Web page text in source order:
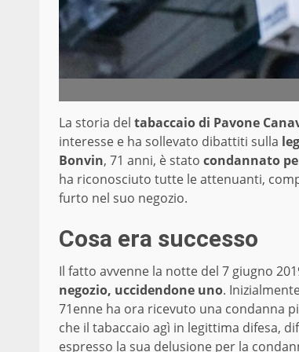
La storia del tabaccaio di Pavone
interesse e ha sollevato dibattiti sulla
Bonvin, 71 anni, è stato condannato
ha riconosciuto tutte le attenuanti,
furto nel suo negozio.
Cosa era successo
Il fatto avvenne la notte del 7 giugno
negozio, uccidendone uno.
71enne ha ora ricevuto una condanna
che il tabaccaio agì in legittima difesa,
espresso la sua delusione per la